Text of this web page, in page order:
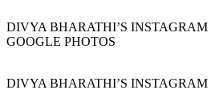
DIVYA BHARATHI’S
GOOGLE PHOTOS
DIVYA BHARATHI’S